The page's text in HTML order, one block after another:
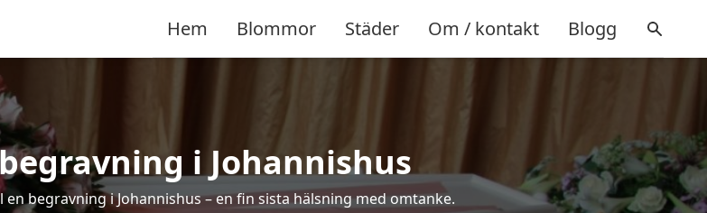
Hem Blommor Städer Om / kontakt Blogg
i Johannishus
begravning i Johannishus – en fin sista hälsning med omtanke.